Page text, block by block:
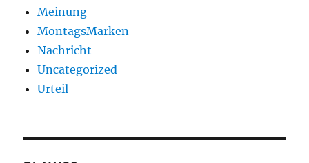
Meinung
MontagsMarken
Nachricht
Uncategorized
Urteil